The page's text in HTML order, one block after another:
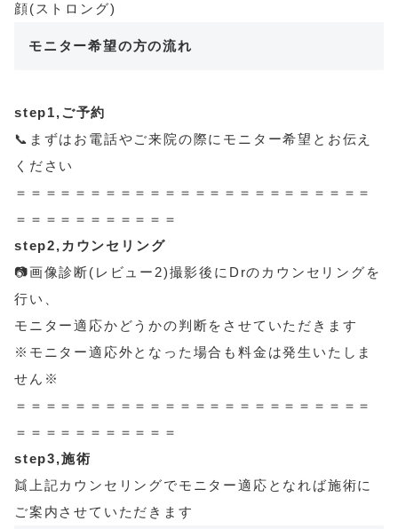
顔(ストロング)
モニター希望の方の流れ
step1,ご予約
📞まずはお電話やご来院の際にモニター希望とお伝え
ください
＝＝＝＝＝＝＝＝＝＝＝＝＝＝＝＝＝＝＝＝＝＝＝＝
＝＝＝＝＝＝＝＝＝＝＝
step2,カウンセリング
📷画像診断(レビュー2)撮影後にDrのカウンセリングを
行い、
モニター適応かどうかの判断をさせていただきます
※モニター適応外となった場合も料金は発生いたしま
せん※
＝＝＝＝＝＝＝＝＝＝＝＝＝＝＝＝＝＝＝＝＝＝＝＝
＝＝＝＝＝＝＝＝＝＝＝
step3,施術
👯上記カウンセリングでモニター適応となれば施術に
ご案内させていただきます